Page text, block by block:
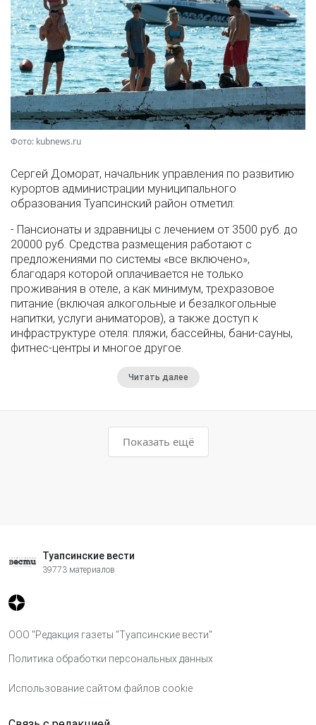
Фото: kubnews.ru
Сергей Доморат, начальник управления по развитию
курортов администрации муниципального
образования Туапсинский район отметил:
- Пансионаты и здравницы с лечением от 3500 руб. до
20000 руб. Средства размещения работают с
предложениями по системы «все включено»,
благодаря которой оплачивается не только
проживания в отеле, а как минимум, трехразовое
питание (включая алкогольные и безалкогольные
напитки, услуги аниматоров), а также доступ к
инфраструктуре отеля: пляжи, бассейны, бани-сауны,
фитнес-центры и многое другое.
Читать далее
Показать ещё
Туапсинские вести
39773 материалов
ООО "Редакция газеты "Туапсинские вести"
Политика обработки персональных данных
Использование сайтом файлов cookie